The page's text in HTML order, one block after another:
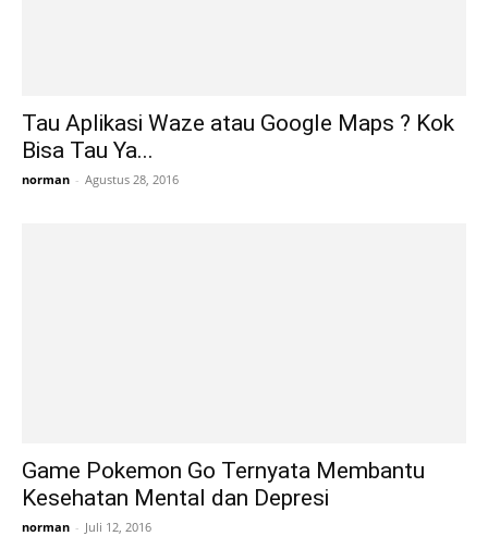
Tau Aplikasi Waze atau Google Maps ? Kok
Bisa Tau Ya...
norman - Agustus 28, 2016
Game Pokemon Go Ternyata Membantu
Kesehatan Mental dan Depresi
norman - Juli 12, 2016